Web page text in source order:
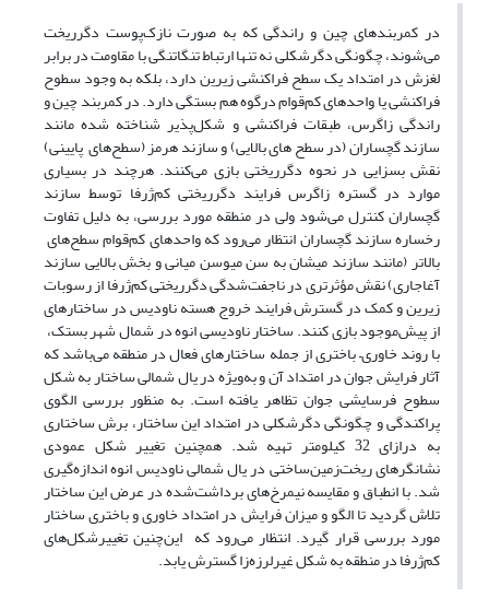
در کمربندهای چین و راندگی که به صورت نازک‌پوست دگرریخت
می‌شوند، چگونگی دگرشکلی نه تنها ارتباط تنگاتنگی با مقاومت در برابر
لغزش در امتداد یک سطح فراکنشی زیرین دارد، بلکه به وجود سطوح
فراکنشی یا واحدهای کم‌قوام درگوه هم بستگی دارد. در کمربند چین و
راندگی زاگرس، طبقات فراکنشی و شکل‌پذیر شناخته شده مانند
سازند گچساران (در سطح های بالایی) و سازند هرمز (سطح‌های پایینی)
نقش بسزایی در نحوه دگرریختی بازی می‌کنند. هرچند در بسیاری
موارد در گستره زاگرس فرایند دگرریختی کم‌ژرفا توسط سازند
گچساران کنترل می‌شود ولی در منطقه مورد بررسی، به دلیل تفاوت
رخساره سازند گچساران انتظار می‌رود که واحدهای کم‌قوام سطح‌های
بالاتر (مانند سازند میشان به سن میوسن میانی و بخش بالایی سازند
آغاجاری) نقش مؤثرتری در ناجفت‌شدگی دگرریختی کم‌ژرفا از رسوبات
زیرین و کمک در گسترش فرایند خروج هسته ناودیس در ساختارهای
از پیش‌موجود بازی کنند. ساختار ناودیسی انوه در شمال شهر بستک،
با روند خاوری– باختری از جمله ساختارهای فعال در منطقه می‌باشد که
آثار فرایش جوان در امتداد آن و به‌ویژه در یال شمالی ساختار به شکل
سطوح فرسایشی جوان تظاهر یافته است. به منظور بررسی الگوی
پراکندگی و چگونگی دگرشکلی در امتداد این ساختار، برش ساختاری
به درازای 32 کیلومتر تهیه شد. همچنین تغییر شکل عمودی
نشانگرهای ریخت‌زمین‌ساختی در یال شمالی ناودیس انوه اندازه‌گیری
شد. با انطباق و مقایسه نیمرخ‌های برداشت‌شده در عرض این ساختار
تلاش گردید تا الگو و میزان فرایش در امتداد خاوری و باختری ساختار
مورد بررسی قرار گیرد. انتظار می‌رود که این‌چنین تغییرشکل‌های
کم‌ژرفا در منطقه به شکل غیرلرزه‌زا گسترش یابد.